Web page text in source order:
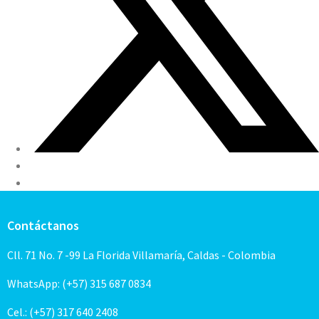
Contáctanos
Cll. 71 No. 7 -99 La Florida Villamaría, Caldas - Colombia
WhatsApp: (+57) 315 687 0834
Cel.: (+57) 317 640 2408